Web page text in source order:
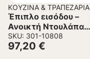
ΚΟΥΖΊΝΑ & ΤΡΑΠΕΖΑΡΊΑ
Έπιπλο εισόδου –
Ανοικτή Ντουλάπα
ARANJA C18083
Μέταλλο Μαύρο &
SKU: 301-10808
97,20 €